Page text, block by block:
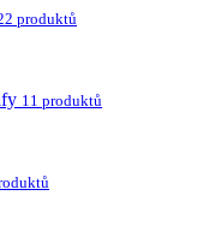
produktů
11 produktů